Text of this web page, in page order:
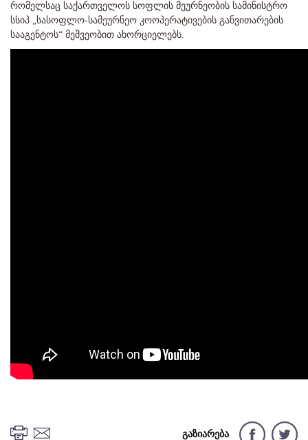
რომელსაც საქართველოს სოფლის მეურნეობის სამინისტრო
სსიპ „სასოფლო-სამეურნეო კოოპერატივების განვითარების
სააგენტოს“ მეშვეობით ახორციელებს.
გაზიარება